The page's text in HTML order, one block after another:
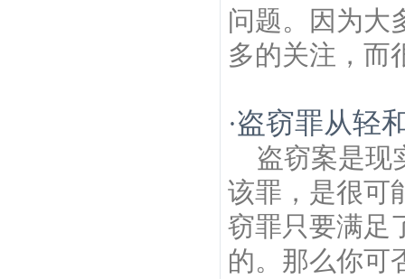
问题。因为大
多的关注，而
·盗窃罪从轻
盗窃案是现
该罪，是很可
窃罪只要满足
的。那么你可